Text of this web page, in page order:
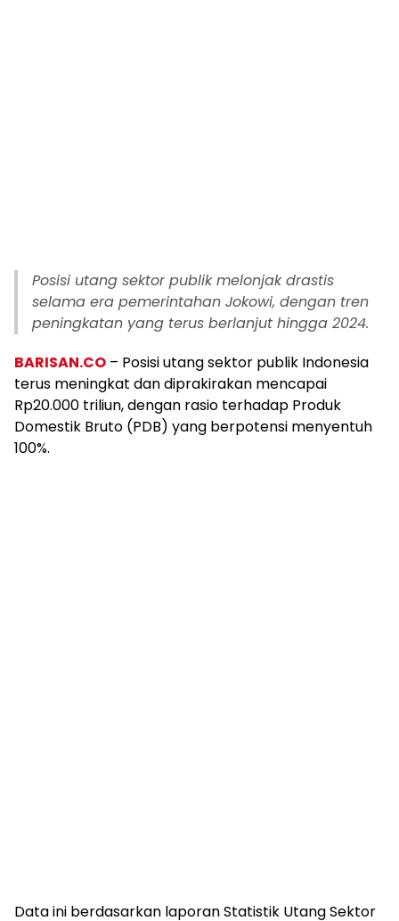
Posisi utang sektor publik melonjak drastis
selama era pemerintahan Jokowi, dengan tren
peningkatan yang terus berlanjut hingga 2024.
BARISAN.CO – Posisi utang sektor publik Indonesia
terus meningkat dan diprakirakan mencapai
Rp20.000 triliun, dengan rasio terhadap Produk
Domestik Bruto (PDB) yang berpotensi menyentuh
100%.
Data ini berdasarkan laporan Statistik Utang Sektor